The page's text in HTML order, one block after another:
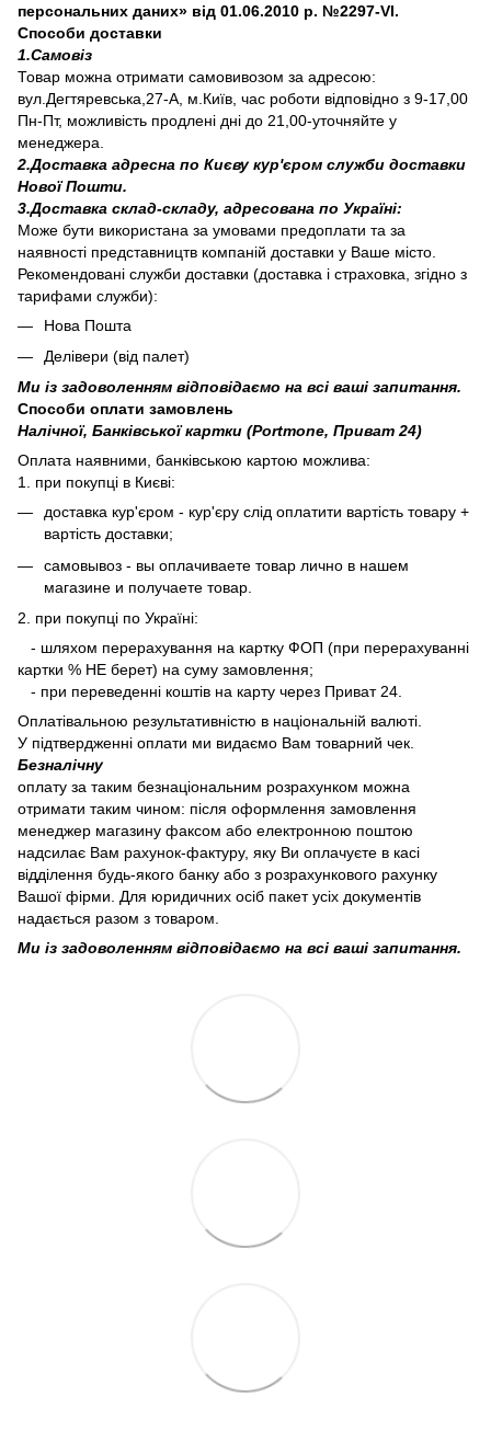
персональних даних» від 01.06.2010 р. №2297-VI.
Способи доставки
1.Самовіз
Товар можна отримати самовивозом за адресою:
вул.Дегтяревська,27-А, м.Київ, час роботи відповідно з 9-17,00
Пн-Пт, можливість продлені дні до 21,00-уточняйте у
менеджера.
2.Доставка адресна по Києву кур'єром служби доставки
Нової Пошти.
3.Доставка склад-складу, адресована по Україні:
Може бути використана за умовами предоплати та за
наявності представництв компаній доставки у Ваше місто.
Рекомендовані служби доставки (доставка і страховка, згідно з
тарифами служби):
Нова Пошта
Делівери (від палет)
Ми із задоволенням відповідаємо на всі ваші запитання.
Способи оплати замовлень
Налічної, Банківської картки (Portmone, Приват 24)
Оплата наявними, банківською картою можлива:
1. при покупці в Києві:
доставка кур'єром - кур'єру слід оплатити вартість товару +
вартість доставки;
самовывоз - вы оплачиваете товар лично в нашем
магазине и получаете товар.
2. при покупці по Україні:
- шляхом перерахування на картку ФОП (при перерахуванні
картки % НЕ берет) на суму замовлення;
- при переведенні коштів на карту через Приват 24.
Оплатівальною результативністю в національній валюті.
У підтвердженні оплати ми видаємо Вам товарний чек.
Безналічну
оплату за таким безнаціональним розрахунком можна
отримати таким чином: після оформлення замовлення
менеджер магазину факсом або електронною поштою
надсилає Вам рахунок-фактуру, яку Ви оплачуєте в касі
відділення будь-якого банку або з розрахункового рахунку
Вашої фірми. Для юридичних осіб пакет усіх документів
надається разом з товаром.
Ми із задоволенням відповідаємо на всі ваші запитання.